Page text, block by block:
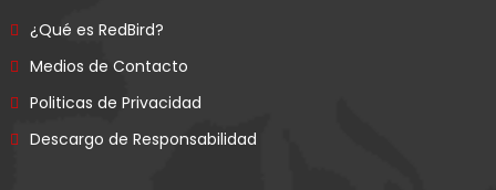
¿Qué es RedBird?
Medios de Contacto
Politicas de Privacidad
Descargo de Responsabilidad